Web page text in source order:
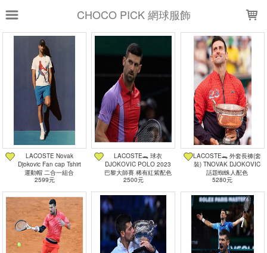
CHOCO PICK 網球服飾
上架時間 銷售價格
樣式尺寸篩選
全部樣式 白 藍 灰
二合一組合
2023美網 巴黎 藍Polo
2023 美網 巴黎 藍褲
2023 年終賽 綠褲
2023 年終賽 綠Polo
海軍藍褲 - 美規
全部尺寸 S M M (4)
L
XL
5/L 50/M 52/L
54/XL
LACOSTE Novak
Djokovic Fan cap Tshirt
運動帽 二合一組合
2599元
LACOSTE🐊 球衣
DJOKOVIC POLO 2023
巴黎大師賽 稀有紅紫配色
球衣
2500元
LACOSTE🐊 外套長褲(套
裝) TNOVAK DJOKOVIC
話題蜘蛛人配色
5280元